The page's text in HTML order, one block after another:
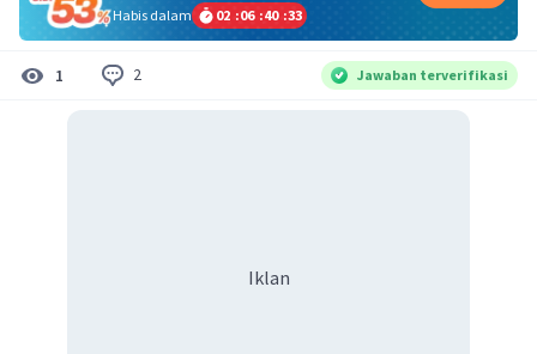
Habis dalam
02 :06 :40 :33
1 2 Jawaban terverifikasi
Iklan